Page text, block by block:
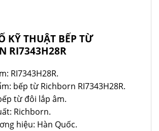
KỸ THUẬT BẾP TỪ
RI7343H28R
RI7343H28R.
bếp từ Richborn RI7343H28R.
từ đôi lắp âm.
Richborn.
hiệu: Hàn Quốc.